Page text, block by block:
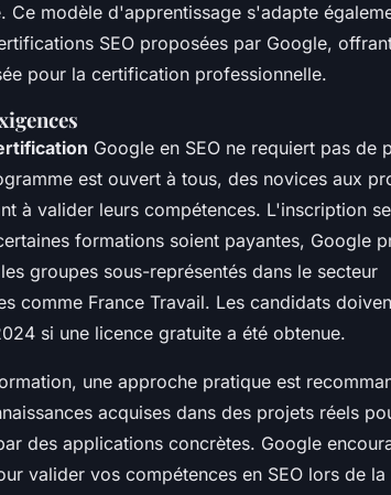
Ce modèle d'apprentissage s'adapte
SEO proposées par Google,
pour la certification professionnelle.
Google en SEO ne requiert pas de
est ouvert à tous, des novices aux
à valider leurs compétences. L'inscription
formations soient payantes, Google
groupes sous-représentés dans le secteur
comme France Travail. Les candidats
si une licence gratuite a été obtenue.
une approche pratique est
acquises dans des projets réels
des applications concrètes. Google
valider vos compétences en SEO lors de la